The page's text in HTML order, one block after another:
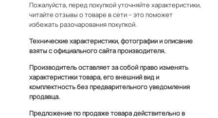
Пожалуйста, перед покупкой уточняйте характеристики,
читайте отзывы о товаре в сети – это поможет
избежать разочарования покупкой.
Технические характеристики, фотографии и описание
взяты с официального сайта производителя.
Производитель оставляет за собой право изменять
характеристики товара, его внешний вид и
комплектность без предварительного уведомления
продавца.
Предложение по продаже товара действительно в